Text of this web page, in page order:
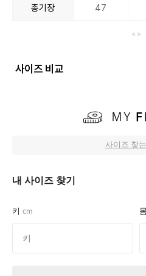
총기장 47
사이즈 비교